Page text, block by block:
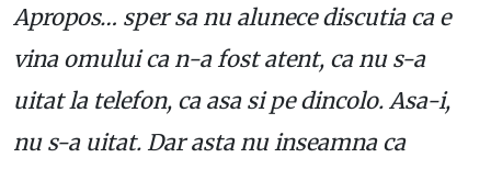
Apropos… sper sa nu alunece discutia ca e
vina omului ca n-a fost atent, ca nu s-a
uitat la telefon, ca asa si pe dincolo. Asa-i,
nu s-a uitat. Dar asta nu inseamna ca